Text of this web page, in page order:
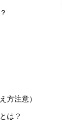
方注意）
は？